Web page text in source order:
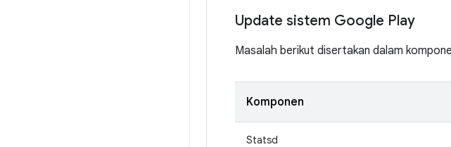
Update sistem Google Play
Masalah berikut disertakan dalam
Komponen
Statsd